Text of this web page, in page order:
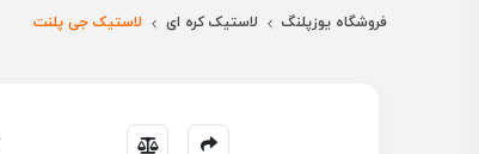
فروشگاه یوزپلنگ لاستیک کره ای لاستیک جی پلنت